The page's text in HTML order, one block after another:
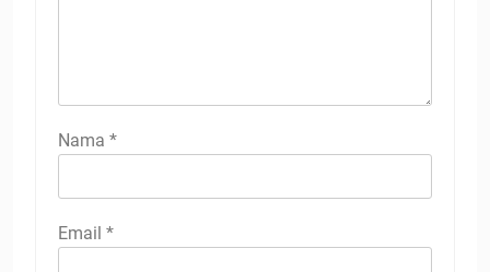
Nama *
Email *